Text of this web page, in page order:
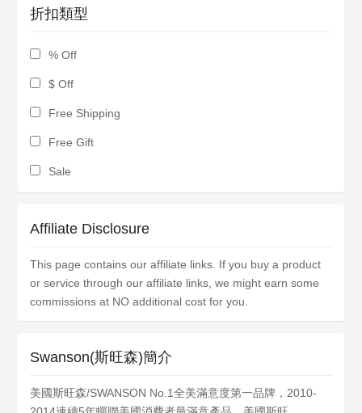
折扣類型
% Off
$ Off
Free Shipping
Free Gift
Sale
Affiliate Disclosure
This page contains our affiliate links. If you buy a product
or service through our affiliate links, we might earn some
commissions at NO additional cost for you.
Swanson(斯旺森)簡介
美國斯旺森/SWANSON No.1全美滿意度第一品牌，2010-